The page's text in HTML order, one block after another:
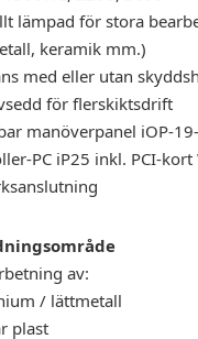
lämpad för stora
keramik mm.)
med eller utan
för flerskiktsdrift
manöverpanel iOP-
PC iP25 inkl. PCI-
av:
/ lättmetall
plast